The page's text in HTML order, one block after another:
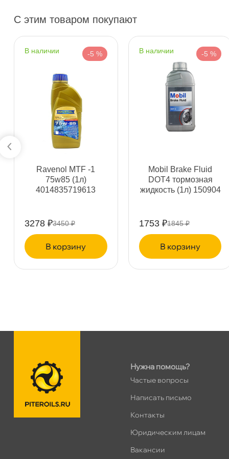
С этим товаром покупают
наличии -5 %
Ravenol MTF -1
75w85 (1л)
4014835719613
3278 ₽3450 ₽
корзину
наличии -5 %
Mobil Brake Fluid
DOT4 тормозная
жидкость (1л) 150904
1753 ₽1845 ₽
корзину
Сегодня, бесплатно
н. Обводного канала 115
0 шт
10:00 – 21:00
Сегодня, бесплатно
пр.Науки 10к1 (2 этаж)
ПН–ВС10:00 – 21:00
Сегодня, бесплатно
Ленинский пр. 92 к.1
ПН–ВС10:00 – 21:00
Сегодня, бесплатно
Дунайский 27к1Б
Сегодня, бесплатно
Хасанская 17к1 (Лента)
0
пр.Просвещения 72
Сегодня, бесплатно
Нужна помощь?
Частые вопросы
Написать письмо
Контакты
Юридическим лицам
акансии